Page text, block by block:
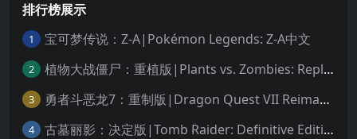
排行榜展示
1 宝可梦传说：Z-A|Pokémon Legends: Z-A中文
2 植物大战僵尸：重植版|Plants vs. Zombies: Replanted中文
3 勇者斗恶龙7：重制版|Dragon Quest VII Reimagined中文
4 古墓丽影：决定版|Tomb Raider: Definitive Edition中文